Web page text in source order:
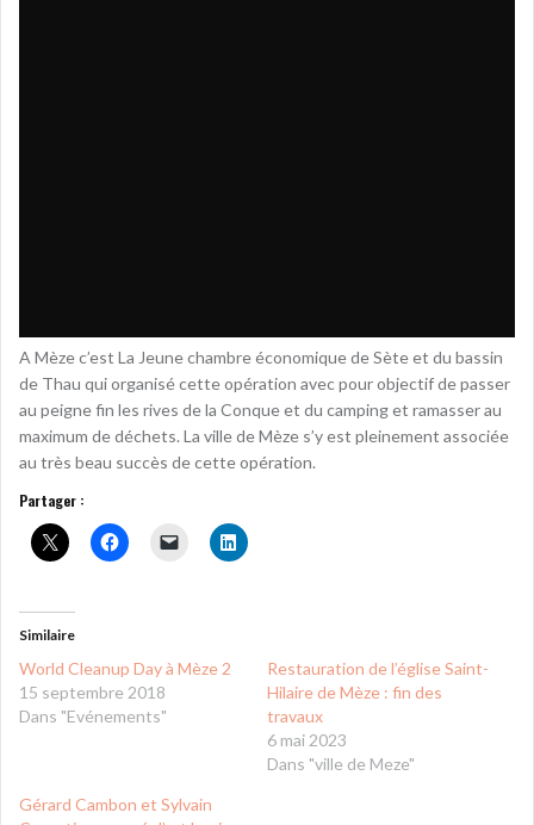
A Mèze c’est La Jeune chambre économique de Sète et du bassin
de Thau qui organisé cette opération avec pour objectif de passer
au peigne fin les rives de la Conque et du camping et ramasser au
maximum de déchets. La ville de Mèze s’y est pleinement associée
au très beau succès de cette opération.
Partager :
Similaire
World Cleanup Day à Mèze 2
15 septembre 2018
Dans "Evénements"
Restauration de l’église Saint-
Hilaire de Mèze : fin des
travaux
6 mai 2023
Dans "ville de Meze"
Gérard Cambon et Sylvain